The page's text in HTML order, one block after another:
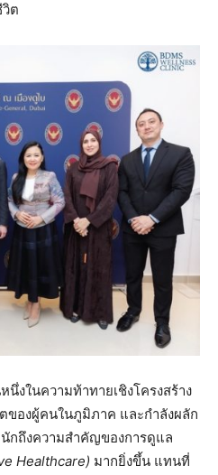
ต
งในความท้าทายเชิงโครงสร้าง
ของผู้คนในภูมิภาค และกำลังผลัก
กถึงความสำคัญของการดูแล
Healthcare) มากยิ่งขึ้น แทนที่